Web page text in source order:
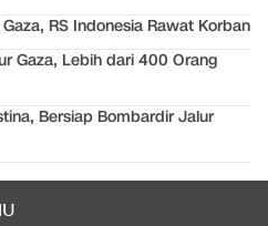
RS Indonesia Rawat Korban
Gaza, Lebih dari 400 Orang
Bersiap Bombardir Jalur